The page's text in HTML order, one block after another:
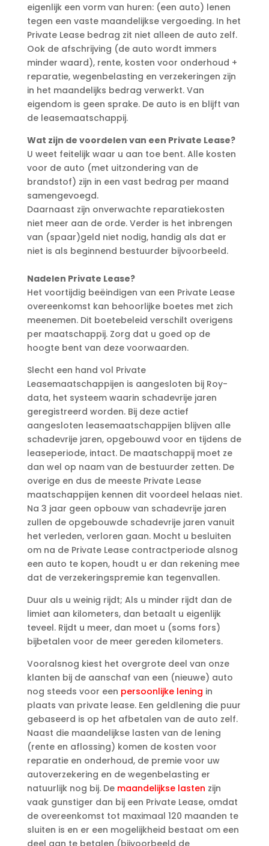
eigenlijk een vorm van huren: (een auto) lenen
tegen een vaste maandelijkse vergoeding. In het
Private Lease bedrag zit niet alleen de auto zelf.
Ook de afschrijving (de auto wordt immers
minder waard), rente, kosten voor onderhoud +
reparatie, wegenbelasting en verzekeringen zijn
in het maandelijks bedrag verwerkt. Van
eigendom is geen sprake. De auto is en blijft van
de leasemaatschappij.
Wat zijn de voordelen van een Private Lease?
U weet feitelijk waar u aan toe bent. Alle kosten
voor de auto (met uitzondering van de
brandstof) zijn in een vast bedrag per maand
samengevoegd.
Daarnaast zijn onverwachte reparatiekosten
niet meer aan de orde. Verder is het inbrengen
van (spaar)geld niet nodig, handig als dat er
niet is als beginnend bestuurder bijvoorbeeld.
Nadelen Private Lease?
Het voortijdig beëindigen van een Private Lease
overeenkomst kan behoorlijke boetes met zich
meenemen. Dit boetebeleid verschilt overigens
per maatschappij. Zorg dat u goed op de
hoogte bent van deze voorwaarden.
Slecht een hand vol Private
Leasemaatschappijen is aangesloten bij Roy-
data, het systeem waarin schadevrije jaren
geregistreerd worden. Bij deze actief
aangesloten leasemaatschappijen blijven alle
schadevrije jaren, opgebouwd voor en tijdens de
leaseperiode, intact. De maatschappij moet ze
dan wel op naam van de bestuurder zetten. De
overige en dus de meeste Private Lease
maatschappijen kennen dit voordeel helaas niet.
Na 3 jaar geen opbouw van schadevrije jaren
zullen de opgebouwde schadevrije jaren vanuit
het verleden, verloren gaan. Mocht u besluiten
om na de Private Lease contractperiode alsnog
een auto te kopen, houdt u er dan rekening mee
dat de verzekeringspremie kan tegenvallen.
Duur als u weinig rijdt; Als u minder rijdt dan de
limiet aan kilometers, dan betaalt u eigenlijk
teveel. Rijdt u meer, dan moet u (soms fors)
bijbetalen voor de meer gereden kilometers.
Vooralsnog kiest het overgrote deel van onze
klanten bij de aanschaf van een (nieuwe) auto
nog steeds voor een persoonlijke lening in
plaats van private lease. Een geldlening die puur
gebaseerd is op het afbetalen van de auto zelf.
Naast die maandelijkse lasten van de lening
(rente en aflossing) komen de kosten voor
reparatie en onderhoud, de premie voor uw
autoverzekering en de wegenbelasting er
natuurlijk nog bij. De maandelijkse lasten zijn
vaak gunstiger dan bij een Private Lease, omdat
de overeenkomst tot maximaal 120 maanden te
sluiten is en er een mogelijkheid bestaat om een
deel aan te betalen (bijvoorbeeld de